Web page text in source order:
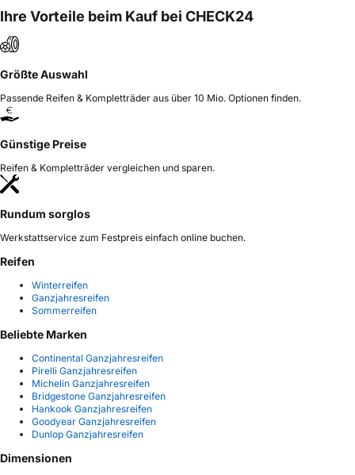
Ihre Vorteile beim Kauf bei CHECK24
Größte Auswahl
Passende Reifen & Kompletträder aus über 10 Mio. Optionen finden.
Günstige Preise
Reifen & Kompletträder vergleichen und sparen.
Rundum sorglos
Werkstattservice zum Festpreis einfach online buchen.
Reifen
Winterreifen
Ganzjahresreifen
Sommerreifen
Beliebte Marken
Continental Ganzjahresreifen
Pirelli Ganzjahresreifen
Michelin Ganzjahresreifen
Bridgestone Ganzjahresreifen
Hankook Ganzjahresreifen
Goodyear Ganzjahresreifen
Dunlop Ganzjahresreifen
Dimensionen